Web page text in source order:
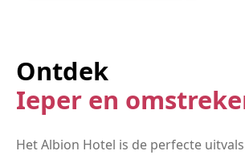
Ontdek
Ieper en
Het Albion Hotel is de perfecte